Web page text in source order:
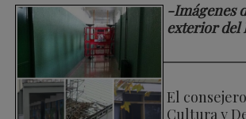
-Imágenes
exterior del
El
Cultura y